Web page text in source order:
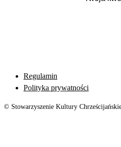
Regulamin
Polityka prywatności
© Stowarzyszenie Kultury